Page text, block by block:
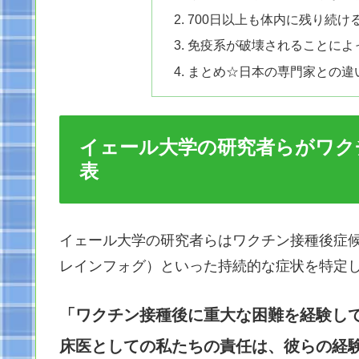
700日以上も体内に残り続け
免疫系が破壊されることに
まとめ☆日本の専門家との違
イェール大学の研究者らがワ
表
イェール大学の研究者らはワクチン接種後症
レインフォグ）といった持続的な症状を特定
「ワクチン接種後に重大な困難を経験
床医としての私たちの責任は、彼らの経